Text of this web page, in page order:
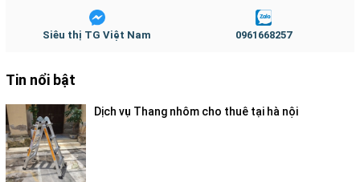
Siêu thị TG Việt Nam 0961668257
Tin nổi bật
Dịch vụ Thang nhôm cho thuê tại hà nội